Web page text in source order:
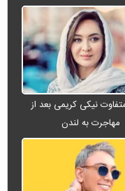
نیکی کریمی بعد از
مهاجرت به لندن